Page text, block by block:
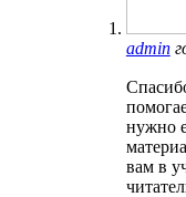
admin
нужно
вам в